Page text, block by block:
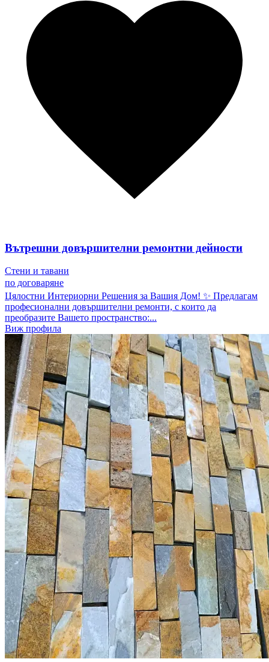
Вътрешни довършителни ремонтни дейности
Стени и тавани
по договаряне
Цялостни Интериорни Решения за Вашия Дом! ✨ Предлагам
професионални довършителни ремонти, с които да
преобразите Вашето пространство:...
Виж профила